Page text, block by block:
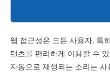
웹 접근성은 모든 사용자, 특
텐츠를 편리하게 이용할 수
자동으로 재생되는 소리는